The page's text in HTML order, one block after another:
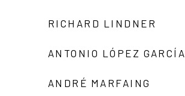
RICHARD LINDNER
ANTONIO LÓPEZ GARCÍA
ANDRÉ MARFAING